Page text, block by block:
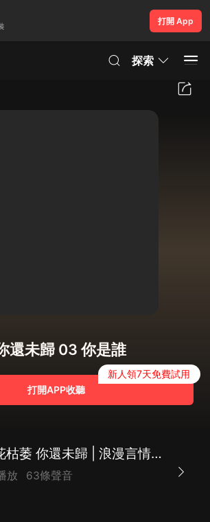
打開 App
探索
還未歸 03 你是誰
打開APP收聽
新人領7天免費試用
繁花枯萎 你還未歸 | 浪漫言情 |精品多播 演繹愛恨情仇
放 63條聲音